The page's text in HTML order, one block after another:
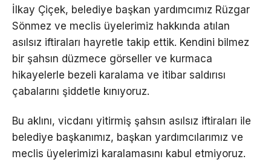
İlkay Çiçek, belediye başkan yardımcımız Rüzgar
Sönmez ve meclis üyelerimiz hakkında atılan
asılsız iftiraları hayretle takip ettik. Kendini bilmez
bir şahsın düzmece görseller ve kurmaca
hikayelerle bezeli karalama ve itibar saldırısı
çabalarını şiddetle kınıyoruz.
Bu aklını, vicdanı yitirmiş şahsın asılsız iftiraları ile
belediye başkanımız, başkan yardımcılarımız ve
meclis üyelerimizi karalamasını kabul etmiyoruz.